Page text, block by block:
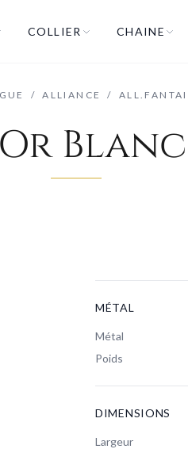
COLLIER CHAINE
/ ALLIANCE /
MÉTAL
Métal
Poids
DIMENSIONS
Largeur